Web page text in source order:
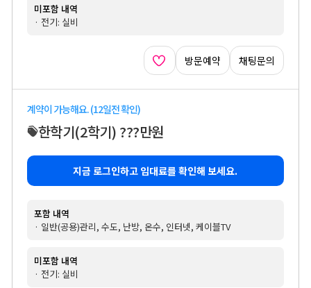
미포함 내역
· 전기: 실비
방문예약 채팅문의
계약이 가능해요. (12일전 확인)
한학기(2학기) ???만원
지금 로그인하고 임대료를 확인해 보세요.
포함 내역
· 일반(공용)관리, 수도, 난방, 온수, 인터넷, 케이블TV
미포함 내역
· 전기: 실비